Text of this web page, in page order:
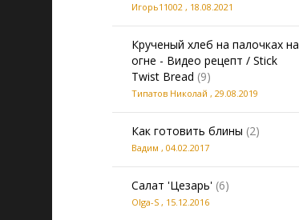
Игорь11002 , 18.08.2021
Крученый хлеб на палочках на
огне - Видео рецепт / Stick
Twist Bread (9)
Типатов Николай , 29.08.2019
Как готовить блины (2)
Вадим , 04.02.2017
Салат 'Цезарь' (6)
Olga-S , 15.12.2016